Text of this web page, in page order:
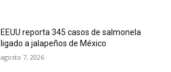
EEUU reporta 345 casos de salmonela
ligado a jalapeños de México
agosto 7, 2026